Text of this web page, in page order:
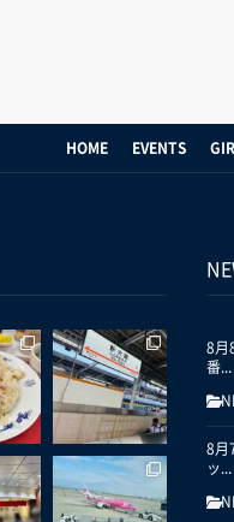
HOME EVENTS
8月
番...
8月
ッ...